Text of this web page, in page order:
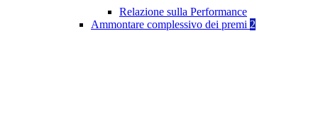
Relazione sulla Performance
Ammontare complessivo dei premi 2